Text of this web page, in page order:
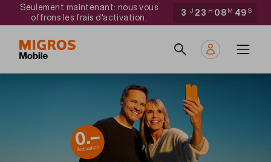
Aller
au
contenu
principal
Navigate
to
home
page
Seulement maintenant: nous vous
offrons les frais d'activation.
3 J 23 H 08 M 49 S
navigation